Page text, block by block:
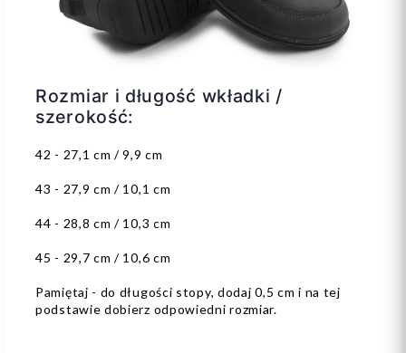
Rozmiar i długość wkładki /
szerokość:
42 - 27,1 cm / 9,9 cm
43 - 27,9 cm / 10,1 cm
44 - 28,8 cm / 10,3 cm
45 - 29,7 cm / 10,6 cm
Pamiętaj - do długości stopy, dodaj 0,5 cm i na tej
podstawie dobierz odpowiedni rozmiar.